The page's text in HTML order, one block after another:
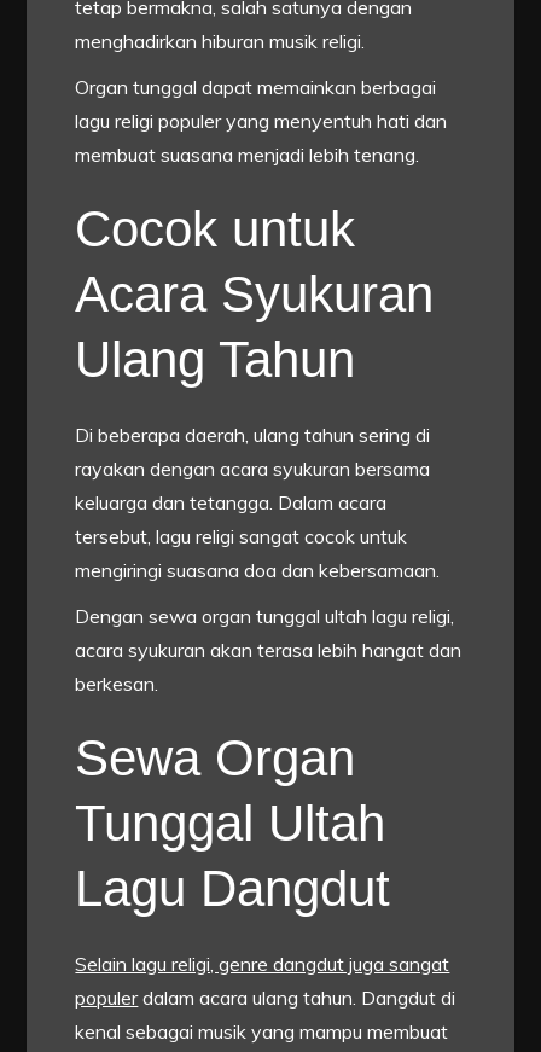
tetap bermakna, salah satunya dengan
menghadirkan hiburan musik religi.
Organ tunggal dapat memainkan berbagai
lagu religi populer yang menyentuh hati dan
membuat suasana menjadi lebih tenang.
Cocok untuk
Acara Syukuran
Ulang Tahun
Di beberapa daerah, ulang tahun sering di
rayakan dengan acara syukuran bersama
keluarga dan tetangga. Dalam acara
tersebut, lagu religi sangat cocok untuk
mengiringi suasana doa dan kebersamaan.
Dengan sewa organ tunggal ultah lagu religi,
acara syukuran akan terasa lebih hangat dan
berkesan.
Sewa Organ
Tunggal Ultah
Lagu Dangdut
Selain lagu religi, genre dangdut juga sangat
populerdalam acara ulang tahun. Dangdut di
kenal sebagai musik yang mampu membuat